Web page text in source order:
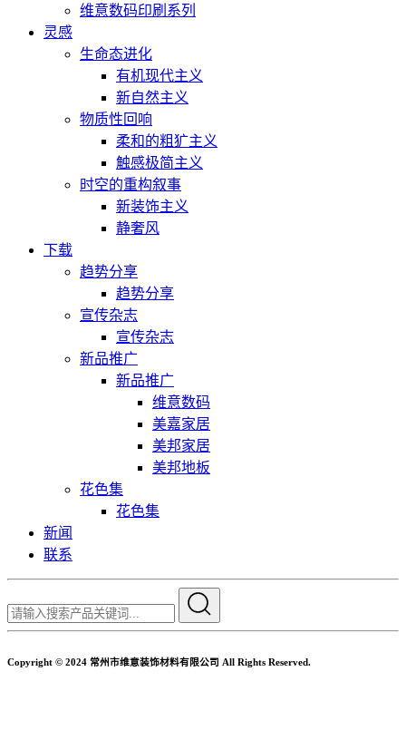
维意数码印刷系列
灵感
生命态进化
有机现代主义
新自然主义
物质性回响
柔和的粗犷主义
触感极简主义
时空的重构叙事
新装饰主义
静奢风
下载
趋势分享
趋势分享
宣传杂志
宣传杂志
新品推广
新品推广
维意数码
美嘉家居
美邦家居
美邦地板
花色集
花色集
新闻
联系
Copyright © 2024 常州市维意装饰材料有限公司 All Rights Reserved.